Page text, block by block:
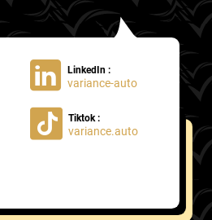
LinkedIn :
variance-auto
Tiktok :
variance.auto